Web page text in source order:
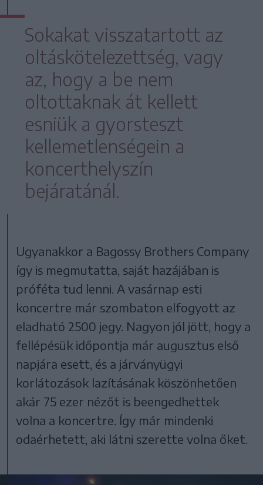
Sokakat visszatartott az
oltáskötelezettség, vagy
az, hogy a be nem
oltottaknak át kellett
esniük a gyorsteszt
kellemetlenségein a
koncerthelyszín
bejáratánál.
Ugyanakkor a Bagossy Brothers Company
így is megmutatta, saját hazájában is
próféta tud lenni. A vasárnap esti
koncertre már szombaton elfogyott az
eladható 2500 jegy. Nagyon jól jött, hogy a
fellépésük időpontja már augusztus első
napjára esett, és a járványügyi
korlátozások lazításának köszönhetően
akár 75 ezer nézőt is beengedhettek
volna a koncertre. Így már mindenki
odaérhetett, aki látni szerette volna őket.